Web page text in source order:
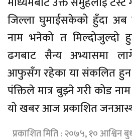
जिल्ला घुमाईसकेको हुँदा अब
नाम भनेको त मिल्दोजुल्दो
ढगबाट सैन्य अभ्यासमा
आफुसँग रहेका या संकलित हुन
पंक्तिले मात्र बुझ्ने गरी कोड
यो खबर आज प्रकाशित
प्रकाशित मिति : २०७५, १० आश्विन